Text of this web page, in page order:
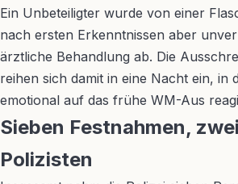
Ein Unbeteiligter wurde von einer
nach ersten Erkenntnissen aber
ärztliche Behandlung ab. Die
reihen sich damit in eine Nacht ein, in
emotional auf das frühe WM-Aus
Sieben Festnahmen,
Polizisten